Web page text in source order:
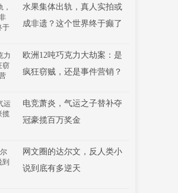
水果集体出轨，真人实拍或
成非遗？这个世界终于癫了
欧洲12吨巧克力大劫案：是
疯狂窃贼，还是事件营销？
电竞萧炎，气运之子替补夺
冠豪揽百万奖金
网文圈的达尔文，反人类小
说到底有多逆天